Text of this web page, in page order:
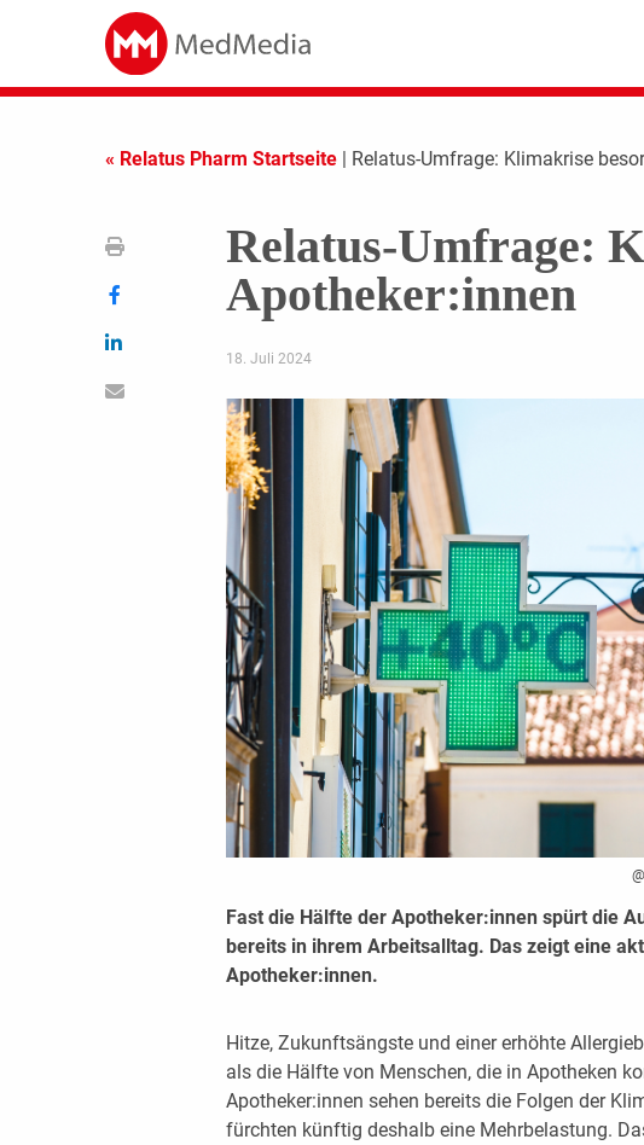
« Relatus Pharm Startseite | Relatus-Umfrage: Klimakrise
Relatus-Umfrage:
Apotheker:innen
18. Juli 2024
Fast die Hälfte der Apotheker:innen spürt die
bereits in ihrem Arbeitsalltag. Das zeigt eine
Apotheker:innen.
Hitze, Zukunftsängste und einer erhöhte
als die Hälfte von Menschen, die in Apotheken
Apotheker:innen sehen bereits die Folgen der
fürchten künftig deshalb eine Mehrbelastung.